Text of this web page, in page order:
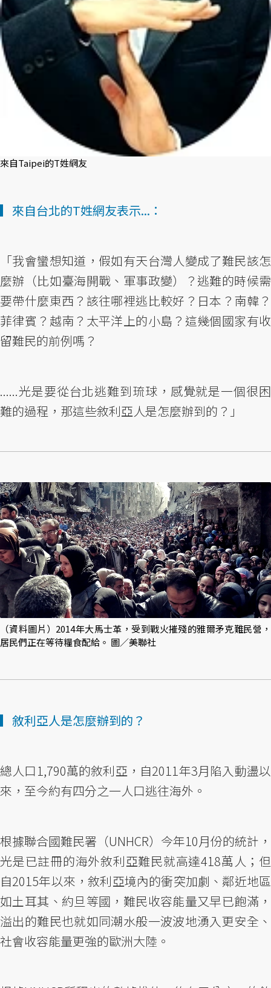
來自Taipei的T姓網友
▎來自台北的T姓網友表示...：
「我會蠻想知道，假如有天台灣人變成了難民該怎
麼辦（比如臺海開戰、軍事政變）？逃難的時候需
要帶什麼東西？該往哪裡逃比較好？日本？南韓？
菲律賓？越南？太平洋上的小島？這幾個國家有收
留難民的前例嗎？
......光是要從台北逃難到琉球，感覺就是一個很困
難的過程，那這些敘利亞人是怎麼辦到的？」
（資料圖片）2014年大馬士革，受到戰火摧殘的雅爾矛克難民營，
居民們正在等待糧食配給。 圖／美聯社
▎敘利亞人是怎麼辦到的？
總人口1,790萬的敘利亞，自2011年3月陷入動盪以
來，至今約有四分之一人口逃往海外。
根據聯合國難民署（UNHCR）今年10月份的統計，
光是已註冊的海外敘利亞難民就高達418萬人；但
自2015年以來，敘利亞境內的衝突加劇、鄰近地區
如土耳其、約旦等國，難民收容能量又早已飽滿，
溢出的難民也就如同潮水般一波波地湧入更安全、
社會收容能量更強的歐洲大陸。